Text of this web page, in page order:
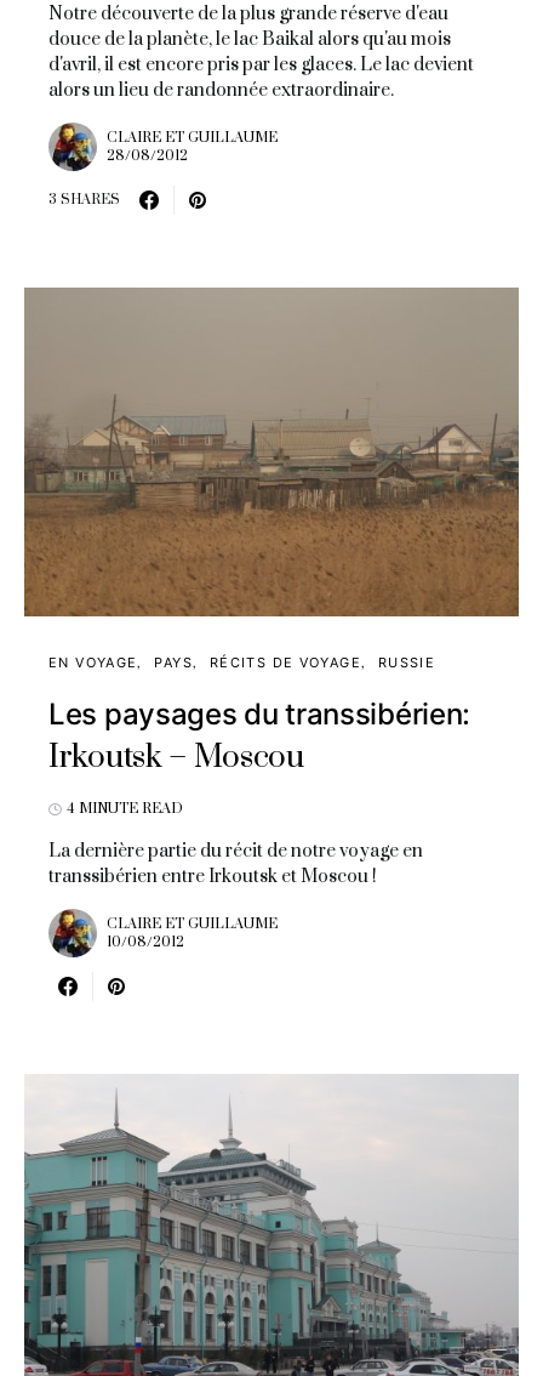
Notre découverte de la plus grande réserve d'eau
douce de la planète, le lac Baikal alors qu'au mois
d'avril, il est encore pris par les glaces. Le lac devient
alors un lieu de randonnée extraordinaire.
CLAIRE ET GUILLAUME
28/08/2012
3 SHARES
EN VOYAGE PAYS RÉCITS DE VOYAGE RUSSIE
Les paysages du transsibérien:
Irkoutsk – Moscou
4 MINUTE READ
La dernière partie du récit de notre voyage en
transsibérien entre Irkoutsk et Moscou !
CLAIRE ET GUILLAUME
10/08/2012